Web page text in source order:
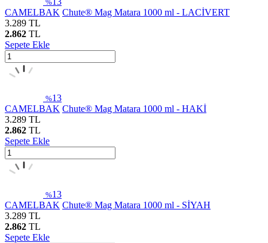
%
CAMELBAK Chute® Mag Matara 1000 ml - LACİVERT
3.289 TL
2.862 TL
Sepete Ekle
%13
CAMELBAK Chute® Mag Matara 1000 ml - HAKİ
3.289 TL
2.862 TL
Sepete Ekle
%13
CAMELBAK Chute® Mag Matara 1000 ml - SİYAH
3.289 TL
2.862 TL
Sepete Ekle